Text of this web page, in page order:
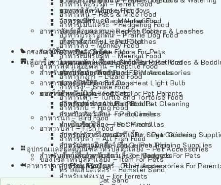
อาหารเฟอร์เร็ต – Ferret Food
อาหารหนู – Rats & Mice Food
อาหารเม่นแคระ – Hedgehog Food
อาหารกระรอกดิน – Prairie Dog Food
อาหารลิง – Monkey Food
อาหารเมียร์แคท – Meerkat Food
อาหารสัตว์เลี้อยคลาน – Reptile Food
อาหารกิ้งก่า – Lizard Food
อาหารงู – Snake Food
อาหารเต่า – Turtle and Tortoise Food
อาหารกบ – Frog Food
อาหารนก – Bird Food
อาหารปลา – Fish Food
อาหารปลา – All Fish Food
อุปกรณและผลิตภัณฑ์สำหรับสัตว์เลี้ยง – Pet Accessories
ของใช้สำหรับสัตว์เลี้ยง – Item For Pets
ทรายแฮมสเตอร์ – Hamster Sand
ทรายแมว – Cat Sand
อาหารลิง – Monkey Food
อาหารเมียร์แคท – Meerkat Food
อาหารสัตว์เลี้อยคลาน – Reptile Food
อาหารกิ้งก่า – Lizard Food
อาหารงู – Snake Food
อาหารเต่า – Turtle and Tortoise Food
อาหารกบ – Frog Food
อาหารนก – Bird Food
อาหารปลา – Fish Food
อาหารปลา – All Fish Food
ของเล่นสัตว์เลี้ยง – Pet Toys
วัสดุรองกรง – Cage Materials
ปลอกคอและสายจูง – Pet Collars & Leashes
เสื้อผ้าสัตว์เลี้ยง – Pet Clothes
ของใช้สำหรับสัตว์เลี้ยง – More For Pets
โดมนอนและที่นอนสัตว์เลี้ยง – Pet Crates &
ของประดับสำหรับนก – Bird Accessories
หลอดไฟให้ความร้อน – Heat Light Bulb
ของใช้สำหรับผู้เลี้ยง – Items For Pet Parents
ผลิตภัณฑ์ทำความสะอาด – Pet Cleaning
กระเป๋าสัตว์เลี้ยง – Pet Carriers
รถเข็นสัตว์เลี้ยง – Pet Prams
อุปกรณ์ตัดแต่งขนสัตว์เลี้ยง – Pet Grooming
อุปกรณ์การฝึกสัตว์เลี้ยง – Pet Training Supplies
แก็ดเจ็ตสำหรับสัตว์เลี้ยง – Gadgets For Pets
อุปกรณ์เสริมอื่นๆ – Other Accessories For
กรงสัตว์เลี้ยง – Pet Cages
เลือกซื้อตามหมวดสัตว์เลี้ยง – Shop By Pet
สำหรับสัตว์เลี้ยงลูกด้วยนม – For Mammals
สำหรับสุนัข – For Dogs
สำหรับแมว – For Cats
สำหรับกระต่าย – For Rabbits
สำหรับกระรอก – For Squirrels
สำหรับชินชิล่า – For Chinchillas
สำหรับชูการ์ไกลเดอร์ – For Sugar Gliders
สำหรับหนูแกสบี้ – For Guinea Pigs
สำหรับสัตว์เลี้ยงลูกด้วยนม – For Mammals
สำหรับแฮมสเตอร์ – For Hamsters
สำหรับเฟอเรท – For Ferrets
อาหารปลา – Fish Food